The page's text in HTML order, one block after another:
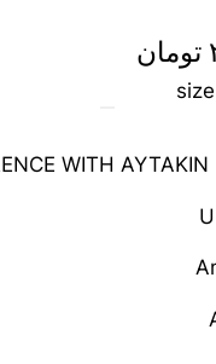
تومان
WITH AYTAKIN